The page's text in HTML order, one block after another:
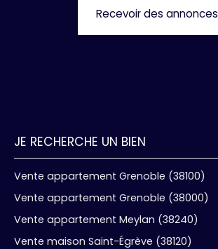
Recevoir des annonces
JE RECHERCHE UN BIEN
Vente appartement Grenoble (38100)
Vente appartement Grenoble (38000)
Vente appartement Meylan (38240)
Vente maison Saint-Égrève (38120)